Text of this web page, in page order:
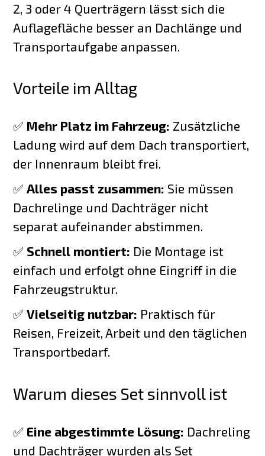
2, 3 oder 4 Querträgern lässt sich die
Auflagefläche besser an Dachlänge und
Transportaufgabe anpassen.
Vorteile im Alltag
✅ Mehr Platz im Fahrzeug: Zusätzliche
Ladung wird auf dem Dach transportiert,
der Innenraum bleibt frei.
✅Alles passt zusammen: Sie müssen
Dachrelinge und Dachträger nicht
separat aufeinander abstimmen.
✅ Schnell montiert: Die Montage ist
einfach und erfolgt ohne Eingriff in die
Fahrzeugstruktur.
✅Vielseitig nutzbar: Praktisch für
Reisen, Freizeit, Arbeit und den täglichen
Transportbedarf.
Warum dieses Set sinnvoll ist
✅ Eine abgestimmte Lösung: Dachreling
und Dachträger wurden als Set